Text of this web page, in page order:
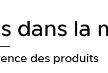
dans la
des produits